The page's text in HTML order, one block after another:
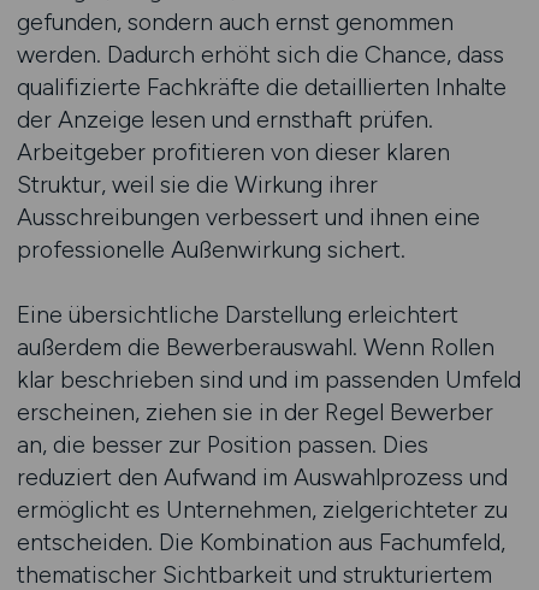
gefunden, sondern auch ernst genommen
werden. Dadurch erhöht sich die Chance, dass
qualifizierte Fachkräfte die detaillierten Inhalte
der Anzeige lesen und ernsthaft prüfen.
Arbeitgeber profitieren von dieser klaren
Struktur, weil sie die Wirkung ihrer
Ausschreibungen verbessert und ihnen eine
professionelle Außenwirkung sichert.
Eine übersichtliche Darstellung erleichtert
außerdem die Bewerberauswahl. Wenn Rollen
klar beschrieben sind und im passenden Umfeld
erscheinen, ziehen sie in der Regel Bewerber
an, die besser zur Position passen. Dies
reduziert den Aufwand im Auswahlprozess und
ermöglicht es Unternehmen, zielgerichteter zu
entscheiden. Die Kombination aus Fachumfeld,
thematischer Sichtbarkeit und strukturiertem